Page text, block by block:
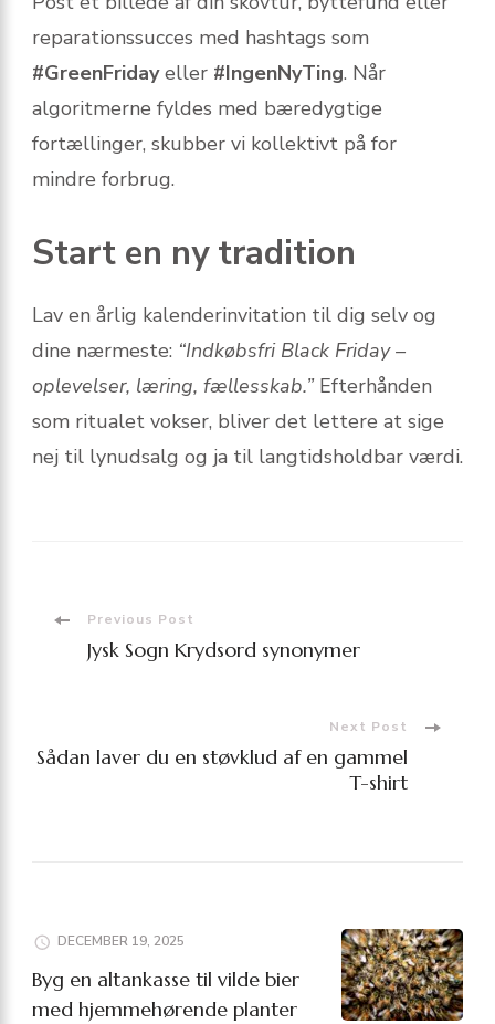
reparationssucces med hashtags som
#GreenFridayeller #IngenNyTing. Når
algoritmerne fyldes med bæredygtige
fortællinger, skubber vi kollektivt på for
mindre forbrug.
Start en ny tradition
Lav en årlig kalender­invitation til dig selv og
dine nærmeste: “Indkøbsfri Black Friday –
oplevelser, læring, fællesskab.”Efterhånden
som ritualet vokser, bliver det lettere at sige
nej til lynudsalg og ja til langtidsholdbar værdi.
PostPrevious Post
Jysk Sogn Krydsord synonymer
Next Post
Sådan laver du en støvklud af en gammel
T-shirt
DECEMBER 19, 2025
Byg en altankasse til vilde bier
med hjemmehørende planter